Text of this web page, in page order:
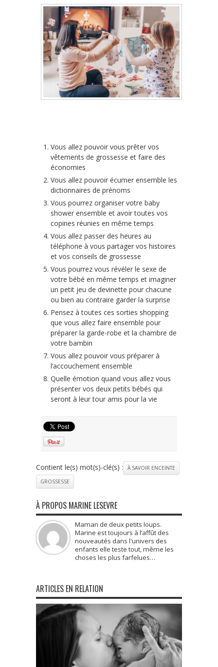
Vous allez pouvoir vous prêter vos
vêtements de grossesse et faire des
économies
Vous allez pouvoir écumer ensemble les
dictionnaires de prénoms
Vous pourrez organiser votre baby
shower ensemble et avoir toutes vos
copines réunies en même temps
Vous allez passer des heures au
téléphone à vous partager vos histoires
et vos conseils de grossesse
Vous pourrez vous révéler le sexe de
votre bébé en même temps et imaginer
un petit jeu de devinette pour chacune
ou bien au contraire garder la surprise
Pensez à toutes ces sorties shopping
que vous allez faire ensemble pour
préparer la garde-robe et la chambre de
votre bambin
Vous allez pouvoir vous préparer à
l’accouchement ensemble
Quelle émotion quand vous allez vous
présenter vos deux petits bébés qui
seront à leur tour amis pour la vie
Contient le(s) mot(s)-clé(s) :
À SAVOIR ENCEINTE
GROSSESSE
À PROPOS MARINE LESEVRE
Maman de deux petits loups.
Marine est toujours à l’affût des
nouveautés dans l'univers des
enfants elle teste tout, même les
choses les plus farfelues…
ARTICLES EN RELATION